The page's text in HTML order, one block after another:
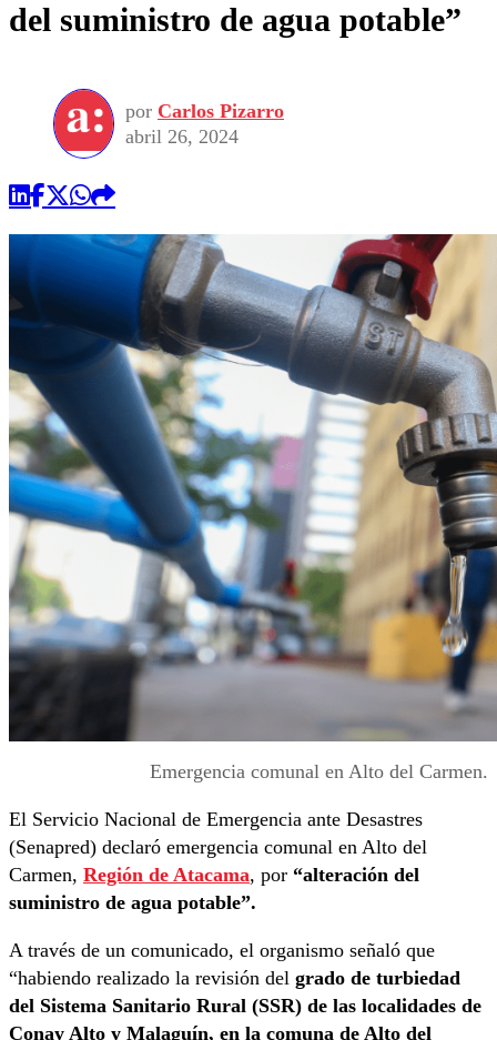
del suministro de agua potable”
por Carlos Pizarro
abril 26, 2024
Emergencia comunal en Alto del Carmen.
El Servicio Nacional de Emergencia ante Desastres
(Senapred) declaró emergencia comunal en Alto del
Carmen, Región de Atacama, por “alteración del
suministro de agua potable”.
A través de un comunicado, el organismo señaló que
“habiendo realizado la revisión del grado de turbiedad
del Sistema Sanitario Rural (SSR) de las localidades de
Conay Alto y Malaguín, en la comuna de Alto del